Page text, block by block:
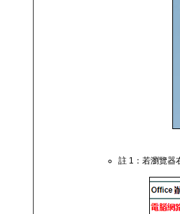
註 1：若瀏覽器